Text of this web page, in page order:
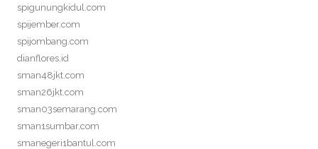
spigunungkidul.com
spijember.com
spijombang.com
dianflores.id
sman48jkt.com
sman26jkt.com
sman03semarang.com
sman1sumbar.com
smanegeri1bantul.com